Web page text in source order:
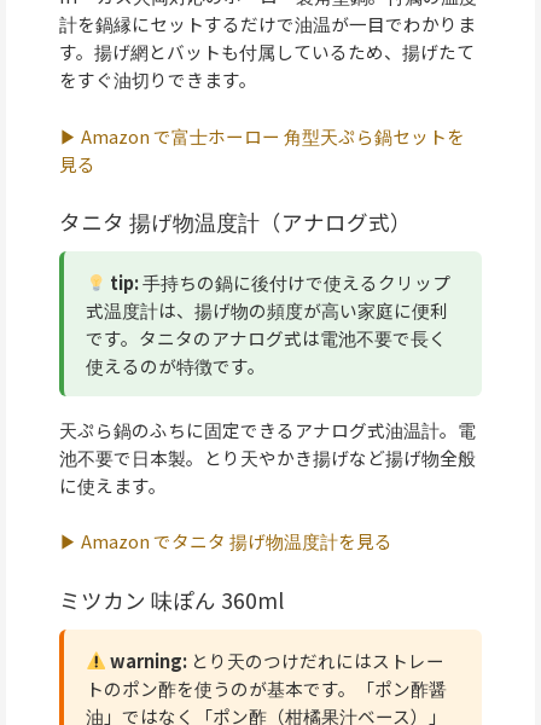
計を鍋縁にセットするだけで油温が一目でわかりま
す。揚げ網とバットも付属しているため、揚げたて
をすぐ油切りできます。
▶ Amazon で富士ホーロー 角型天ぷら鍋セットを
見る
タニタ 揚げ物温度計（アナログ式）
tip:手持ちの鍋に後付けで使えるクリップ
式温度計は、揚げ物の頻度が高い家庭に便利
です。タニタのアナログ式は電池不要で長く
使えるのが特徴です。
天ぷら鍋のふちに固定できるアナログ式油温計。電
池不要で日本製。とり天やかき揚げなど揚げ物全般
に使えます。
▶ Amazon でタニタ 揚げ物温度計を見る
ミツカン 味ぽん 360ml
warning:とり天のつけだれにはストレー
トのポン酢を使うのが基本です。「ポン酢醤
油」ではなく「ポン酢（柑橘果汁ベース）」